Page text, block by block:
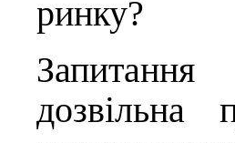
ринку?
дозвільна